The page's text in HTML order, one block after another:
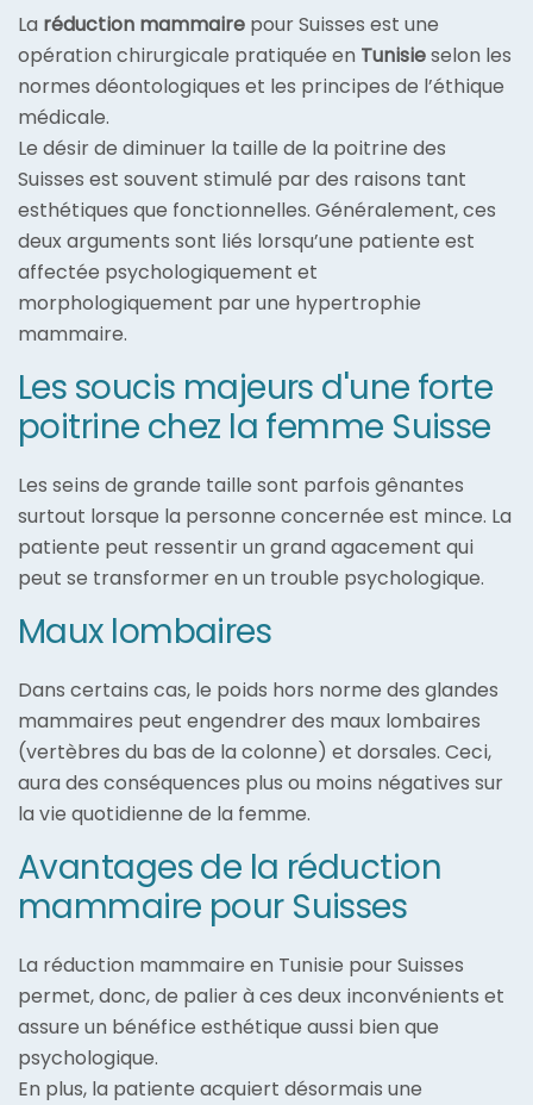
La réduction mammaire pour Suisses est une
opération chirurgicale pratiquée en Tunisieselon les
normes déontologiques et les principes de l’éthique
médicale.
Le désir de diminuer la taille de la poitrine des
Suisses est souvent stimulé par des raisons tant
esthétiques que fonctionnelles. Généralement, ces
deux arguments sont liés lorsqu’une patiente est
affectée psychologiquement et
morphologiquement par une hypertrophie
mammaire.
Les soucis majeurs d'une forte
poitrine chez la femme Suisse
Les seins de grande taille sont parfois gênantes
surtout lorsque la personne concernée est mince. La
patiente peut ressentir un grand agacement qui
peut se transformer en un trouble psychologique.
Maux lombaires
Dans certains cas, le poids hors norme des glandes
mammaires peut engendrer des maux lombaires
(vertèbres du bas de la colonne) et dorsales. Ceci,
aura des conséquences plus ou moins négatives sur
la vie quotidienne de la femme.
Avantages de la réduction
mammaire pour Suisses
La réduction mammaire en Tunisie pour Suisses
permet, donc, de palier à ces deux inconvénients et
assure un bénéfice esthétique aussi bien que
psychologique.
En plus, la patiente acquiert désormais une